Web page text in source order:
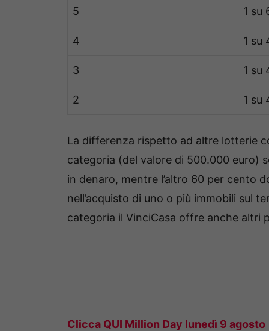
5 1 su
4 1 su
3 1 su
2 1 su
La differenza rispetto ad altre lotterie
categoria (del valore di 500.000 euro)
in denaro, mentre l’altro 60 per cento
nell’acquisto di uno o più immobili sul
categoria il VinciCasa offre anche altri
Clicca QUI Million Day lunedì 9 agosto